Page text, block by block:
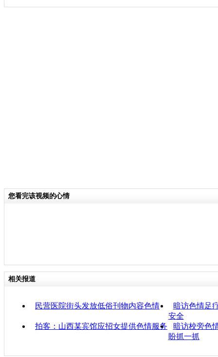
您看完该视频的心情
相关报道
民营医院街头发放低俗刊物内容色情
暗访色情足
安全
拍客：山西某宾馆应招女提供色情服务
暗访校旁色
盼抓一抓